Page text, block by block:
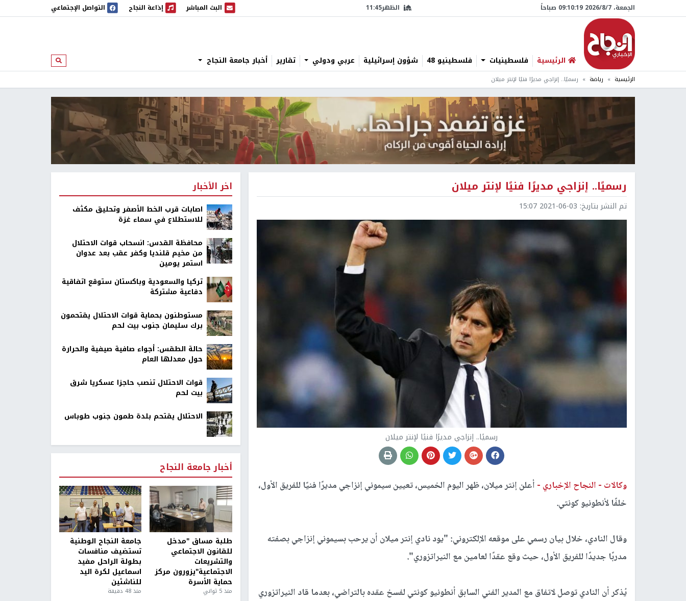
الجمعة، 7/‏8/‏2026 09:10:20 صباحاً الظهر11:45 البث المباشر
البث المباشر إذاعة النجاح
إذاعة النجاح التواصل الإجتماعي
الرئيسية فلسطينيات فلسطينيو 48 شؤون إسرائيلية عربي ودولي تقارير أخبار جامعة النجاح ابحث
الرئيسية رياضة رسميًا.. إنزاجي مديرًا فنيًا لإنتر ميلان
رسميًا.. إنزاجي مديرًا فنيًا لإنتر ميلان
تم النشر بتاريخ: 2021-06-03 15:07
رسميًا.. إنزاجي مديرًا فنيًا لإنتر ميلان
وكالات - النجاح الإخباري - أعلن إنتر ميلان، ظهر اليوم الخميس، تعيين سيموني إنزاجي مديرًا فنيًا للفريق الأول،
خلفًا لأنطونيو كونتي.
وقال النادي، خلال بيان رسمي على موقعه الإلكتروني: "يود نادي إنتر ميلان أن يرحب بسيموني إنزاجي بصفته
مدربًا جديدًا للفريق الأول، حيث وقع عقدًا لعامين مع النيراتزوري".
يُذكر أن النادي توصل لاتفاق مع المدير الفني السابق أنطونيو كونتي لفسخ عقده بالتراضي، بعدما قاد النيراتزوري
اخر الأخبار
اصابات قرب الخط الأصفر وتحليق مكثف
للاستطلاع في سماء غزة
محافظة القدس: انسحاب قوات الاحتلال
من مخيم قلنديا وكفر عقب بعد عدوان
استمر يومين
تركيا والسعودية وباكستان ستوقع اتفاقية
دفاعية مشتركة
مستوطنون بحماية قوات الاحتلال يقتحمون
برك سليمان جنوب بيت لحم
حالة الطقس: أجواء صافية صيفية والحرارة
حول معدلها العام
قوات الاحتلال تنصب حاجزا عسكريا شرق
بيت لحم
الاحتلال يقتحم بلدة طمون جنوب طوباس
أخبار جامعة النجاح
طلبة مساق "مدخل
للقانون الاجتماعي
والتشريعات
الاجتماعية"يزورون مركز
حماية الأسرة
منذ 5 ثواني
جامعة النجاح الوطنية
تستضيف منافسات
بطولة الراحل مفيد
اسماعيل لكرة اليد
للناشئين
منذ 48 دقيقة